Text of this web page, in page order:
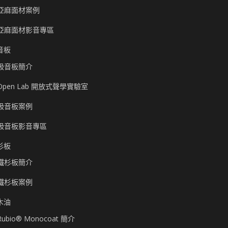
麻面材案例
麻面材影音專區
板
音板簡介
Lab 開放式聲學實驗室
音板案例
音板影音專區
板
杉板簡介
杉板案例
油
Monocoat 簡介